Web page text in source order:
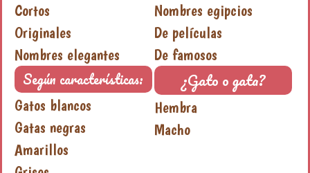
Cortos
Originales
Nombres elegantes
Nombres egipcios
De películas
De famosos
Según características:
Gatos blancos
Gatas negras
Amarillos
¿Gato o gata?
Hembra
Macho